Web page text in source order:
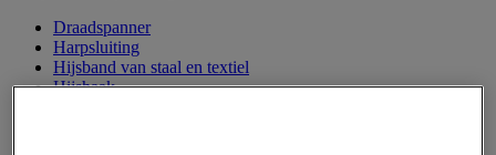
Draadspanner
Harpsluiting
Hijsband van staal en textiel
Hijshaak